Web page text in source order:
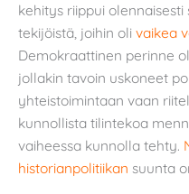
kehitys riippui olennaisesti
tekijöistä, joihin oli vaikea
Demokraattinen perinne
jollakin tavoin uskoneet
yhteistoimintaan vaan
kunnollista tilintekoa
vaiheessa kunnolla tehty.
historianpolitiikan suunta